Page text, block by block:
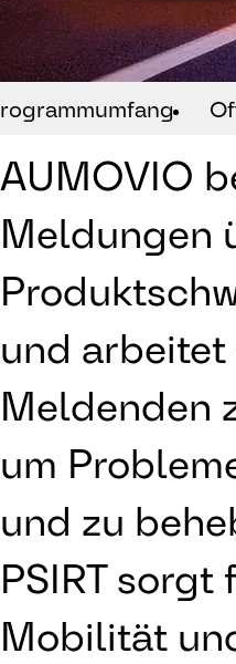
AUMOVIO
Meldungen
und
Meldenden
um
und zu
PSIRT sorgt
Mobilität